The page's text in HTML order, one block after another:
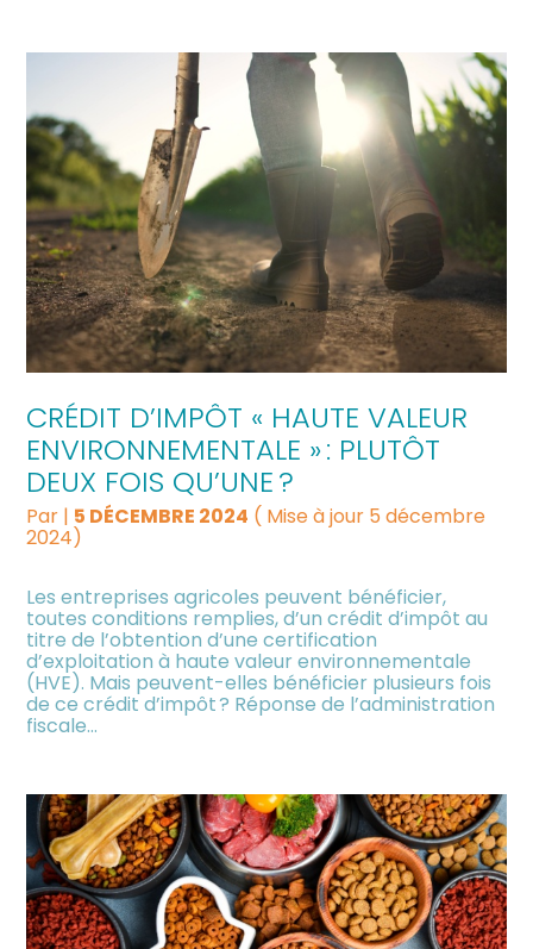
CRÉDIT D’IMPÔT « HAUTE VALEUR
ENVIRONNEMENTALE » : PLUTÔT
DEUX FOIS QU’UNE ?
Par | 5 DÉCEMBRE 2024 ( Mise à jour 5 décembre
2024)
Les entreprises agricoles peuvent bénéficier,
toutes conditions remplies, d’un crédit d’impôt au
titre de l’obtention d’une certification
d’exploitation à haute valeur environnementale
(HVE). Mais peuvent-elles bénéficier plusieurs fois
de ce crédit d’impôt ? Réponse de l’administration
fiscale…